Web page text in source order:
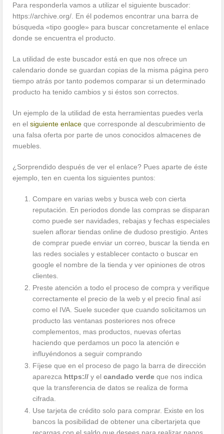
Para responderla vamos a utilizar el siguiente buscador:
https://archive.org/. En él podemos encontrar una barra de
búsqueda «tipo google» para buscar concretamente el enlace
donde se encuentra el producto.
La utilidad de este buscador está en que nos ofrece un
calendario donde se guardan copias de la misma página pero
tiempo atrás por tanto podemos comparar si un determinado
producto ha tenido cambios y si éstos son correctos.
Un ejemplo de la utilidad de esta herramientas puedes verla
en elsiguiente enlace que corresponde al descubrimiento de
una falsa oferta por parte de unos conocidos almacenes de
muebles.
¿Sorprendido después de ver el enlace? Pues aparte de éste
ejemplo, ten en cuenta los siguientes puntos:
Compare en varias webs y busca web con cierta
reputación. En periodos donde las compras se disparan
como puede ser navidades, rebajas y fechas especiales
suelen aflorar tiendas online de dudoso prestigio. Antes
de comprar puede enviar un correo, buscar la tienda en
las redes sociales y establecer contacto o buscar en
google el nombre de la tienda y ver opiniones de otros
clientes.
Preste atención a todo el proceso de compra y verifique
correctamente el precio de la web y el precio final así
como el IVA. Suele suceder que cuando solicitamos un
producto las ventanas posteriores nos ofrece
complementos, mas productos, nuevas ofertas
haciendo que perdamos un poco la atención e
influyéndonos a seguir comprando
Fíjese que en el proceso de pago la barra de dirección
aparezca https://y elcandado verde que nos indica
que la transferencia de datos se realiza de forma
cifrada.
Use tarjeta de crédito solo para comprar. Existe en los
bancos la posibilidad de obtener una cibertarjeta que
recargas con el saldo que desees para realizar pagos